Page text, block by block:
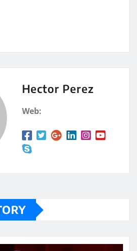
Hector Perez
Web: